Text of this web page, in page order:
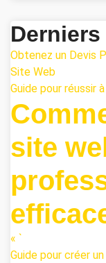
Obtenez un Devis
Site Web
Guide pour réussir
site
« `
Guide pour créer